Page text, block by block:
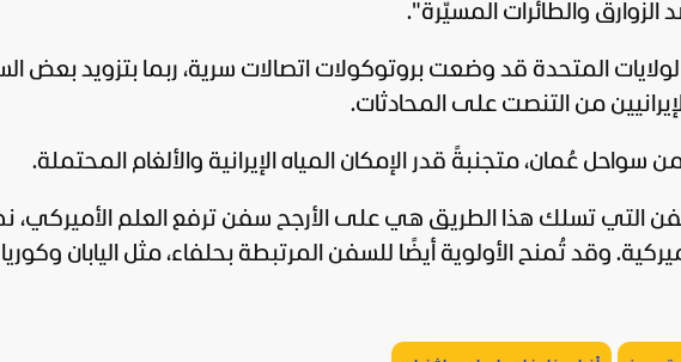
والطائرات المسيّرة".
المتحدة قد وضعت بروتوكولات اتصالات سرية، ربما بتزويد بعض
من التنصت على المحادثات.
عُمان، متجنبةً قدر الإمكان المياه الإيرانية والألغام المحتملة.
التي تسلك هذا الطريق هي على الأرجح سفن ترفع العلم الأميركي،
وقد تُمنح الأولوية أيضًا للسفن المرتبطة بحلفاء، مثل اليابان وكوريا